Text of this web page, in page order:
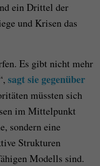
ein Drittel der
und Krisen das
Es gibt nicht mehr
sagt sie gegenüber
müssten sich
im Mittelpunkt
sondern eine
Strukturen
Modells sind.